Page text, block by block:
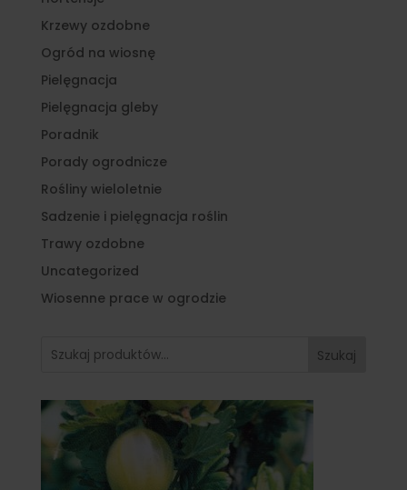
Krzewy ozdobne
Ogród na wiosnę
Pielęgnacja
Pielęgnacja gleby
Poradnik
Porady ogrodnicze
Rośliny wieloletnie
Sadzenie i pielęgnacja roślin
Trawy ozdobne
Uncategorized
Wiosenne prace w ogrodzie
Szukaj